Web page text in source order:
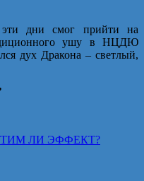
дни смог прийти на
ушу в НЦДЮ
дух Дракона – светлый,
ЛИ ЭФФЕКТ?